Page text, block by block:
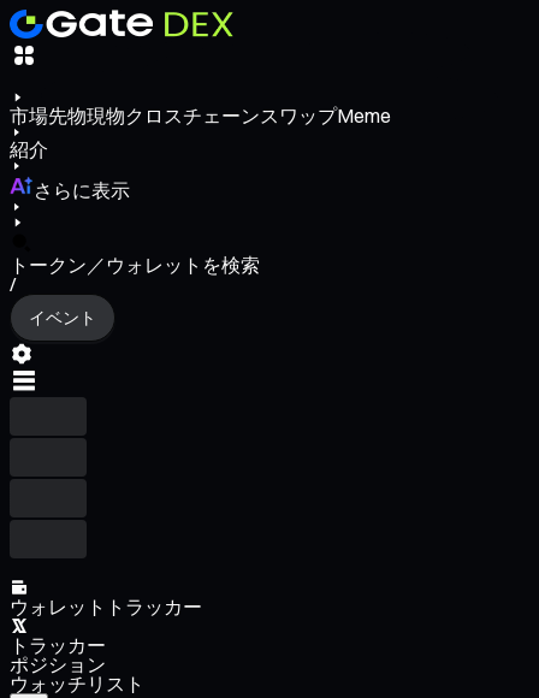
市場先物現物クロスチェーンスワップMeme
紹介
さらに表示
トークン／ウォレットを検索
/
イベント
ウォレットトラッカー
トラッカー
ポジション
ウォッチリスト